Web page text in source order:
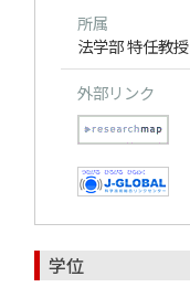
所属
法学部 特任教授
外部リンク
学位